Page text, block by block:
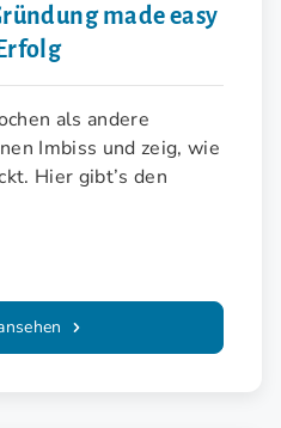
made easy
als andere
Imbiss und zeig, wie
Hier gibt’s den